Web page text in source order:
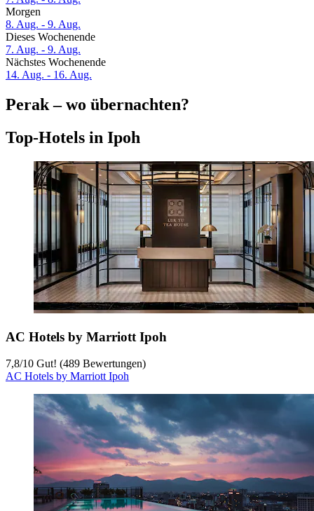
Morgen
8. Aug. - 9. Aug.
Dieses Wochenende
7. Aug. - 9. Aug.
Nächstes Wochenende
14. Aug. - 16. Aug.
Perak – wo übernachten?
Top-Hotels in Ipoh
AC Hotels by Marriott Ipoh
7,8/10 Gut! (489 Bewertungen)
AC Hotels by Marriott Ipoh